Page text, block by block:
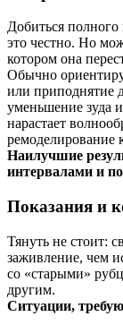
Добиться полного
это честно. Но
котором она
Обычно
или приподнятие
уменьшение зуда
нарастает
ремоделирование
Наилучшие
интервалами и
Показания и
Тянуть не стоит:
заживление, чем
со «старыми»
другим.
Ситуации,